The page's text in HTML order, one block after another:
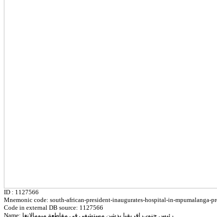
ID : 1127566
Mnemonic code: south-african-president-inaugurates-hospital-in-mpumalanga-
Code in external DB source: 1127566
Name: رئيس جنوب إفريقيا يدشن مستشفى في مقاطعة مبومالانغا